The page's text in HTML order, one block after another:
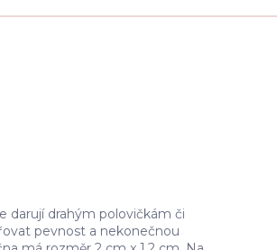
darují drahým polovičkám či
pevnost a nekonečnou